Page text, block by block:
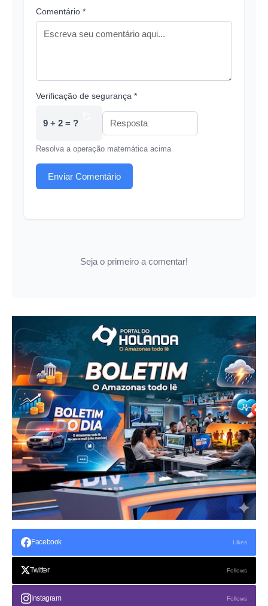
Comentário *
Verificação de segurança *
9 + 2 = ?
Resolva a operação matemática acima
Enviar Comentário
Seja o primeiro a comentar!
Facebook Likes
Twitter Follows
Instagram Follows